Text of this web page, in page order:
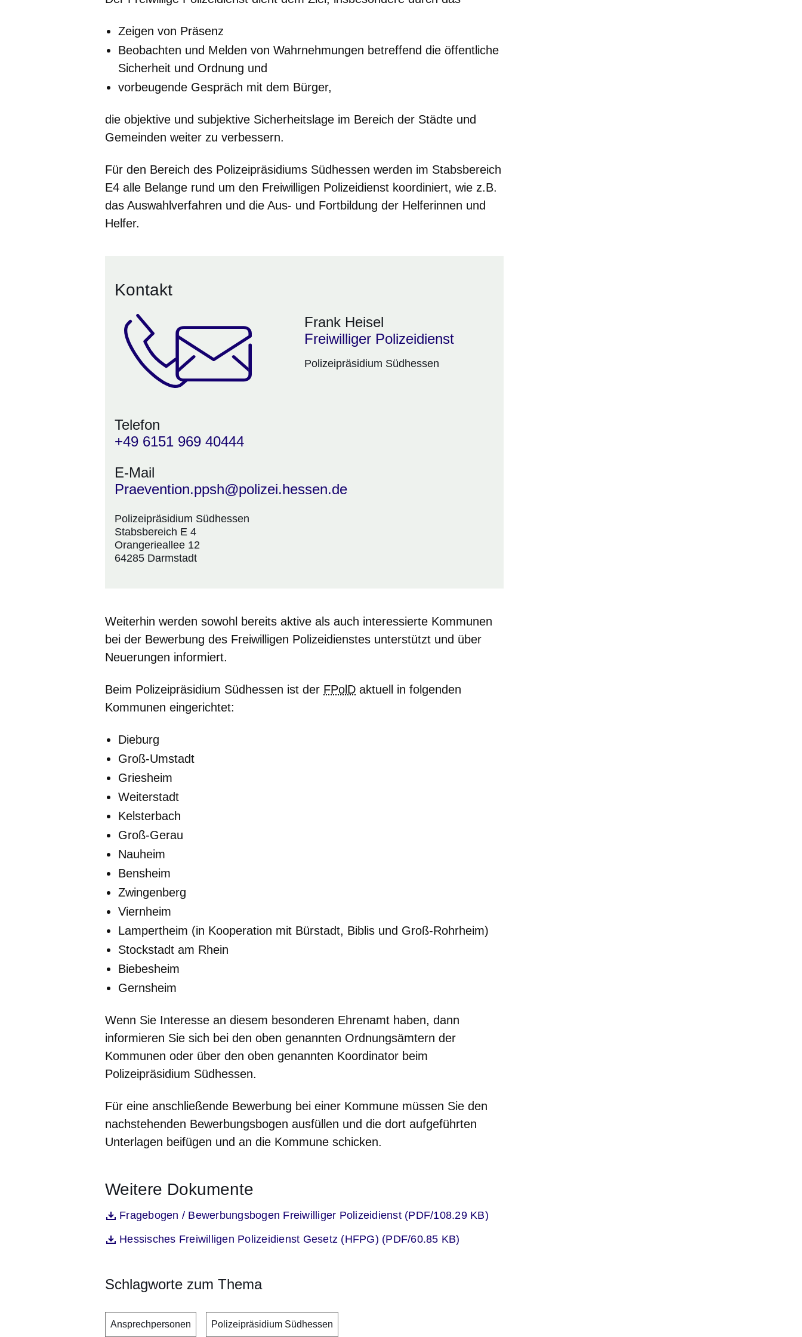
Zeigen von Präsenz
Beobachten und Melden von Wahrnehmungen betreffend die öffentliche
Sicherheit und Ordnung und
vorbeugende Gespräch mit dem Bürger,
die objektive und subjektive Sicherheitslage im Bereich der Städte und
Gemeinden weiter zu verbessern.
Für den Bereich des Polizeipräsidiums Südhessen werden im Stabsbereich
E4 alle Belange rund um den Freiwilligen Polizeidienst koordiniert, wie z.B.
das Auswahlverfahren und die Aus- und Fortbildung der Helferinnen und
Helfer.
Kontakt
Frank Heisel
Freiwilliger Polizeidienst
Polizeipräsidium Südhessen
Telefon
+49 6151 969 40444
E-Mail
Praevention.ppsh@polizei.hessen.de
Polizeipräsidium Südhessen
Stabsbereich E 4
Orangerieallee 12
64285 Darmstadt
Weiterhin werden sowohl bereits aktive als auch interessierte Kommunen
bei der Bewerbung des Freiwilligen Polizeidienstes unterstützt und über
Neuerungen informiert.
Beim Polizeipräsidium Südhessen ist der FPolD aktuell in folgenden
Kommunen eingerichtet:
Dieburg
Groß-Umstadt
Griesheim
Weiterstadt
Kelsterbach
Groß-Gerau
Nauheim
Bensheim
Zwingenberg
Viernheim
Lampertheim (in Kooperation mit Bürstadt, Biblis und Groß-Rohrheim)
Stockstadt am Rhein
Biebesheim
Gernsheim
Wenn Sie Interesse an diesem besonderen Ehrenamt haben, dann
informieren Sie sich bei den oben genannten Ordnungsämtern der
Kommunen oder über den oben genannten Koordinator beim
Polizeipräsidium Südhessen.
Für eine anschließende Bewerbung bei einer Kommune müssen Sie den
nachstehenden Bewerbungsbogen ausfüllen und die dort aufgeführten
Unterlagen beifügen und an die Kommune schicken.
Weitere Dokumente
DateiFragebogen / Bewerbungsbogen Freiwilliger Polizeidienst (PDF/108.29 KB)
Öffnet sich in einem neuen Fenster
DateiHessisches Freiwilligen Polizeidienst Gesetz (HFPG) (PDF/60.85 KB)
Öffnet sich in einem neuen Fenster
Schlagworte zum Thema
Ansprechpersonen Polizeipräsidium Südhessen